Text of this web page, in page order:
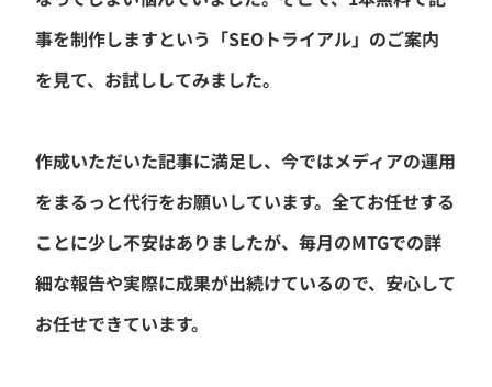
事を制作しますという「SEOトライアル」のご案内
を見て、お試ししてみました。
作成いただいた記事に満足し、今ではメディアの運用
をまるっと代行をお願いしています。全てお任せする
ことに少し不安はありましたが、毎月のMTGでの詳
細な報告や実際に成果が出続けているので、安心して
お任せできています。